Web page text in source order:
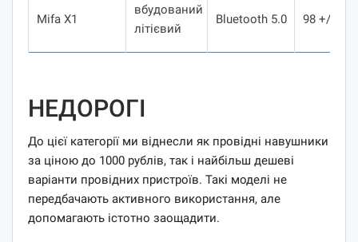
Mifa X1
вбудований
літієвий
Bluetooth 5.0 98 +/- 3
НЕДОРОГІ
До цієї категорії ми віднесли як провідні навушники
за ціною до 1000 рублів, так і найбільш дешеві
варіанти провідних пристроїв. Такі моделі не
передбачають активного використання, але
допомагають істотно заощадити.